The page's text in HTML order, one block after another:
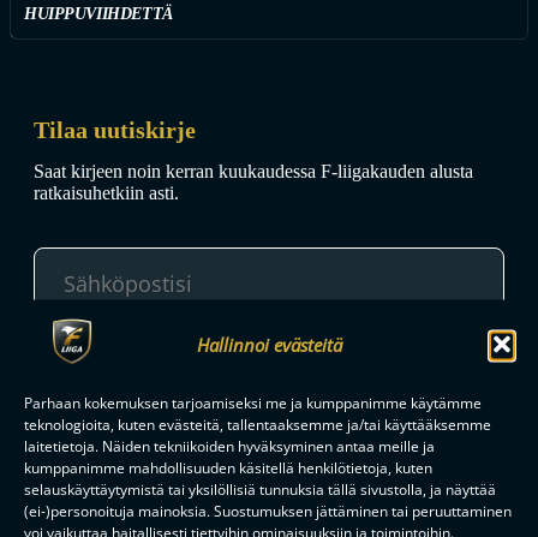
Hallinnoi evästeitä
Parhaan kokemuksen tarjoamiseksi me ja kumppanimme käytämme
teknologioita, kuten evästeitä, tallentaaksemme ja/tai käyttääksemme
laitetietoja. Näiden tekniikoiden hyväksyminen antaa meille ja
kumppanimme mahdollisuuden käsitellä henkilötietoja, kuten
selauskäyttäytymistä tai yksilöllisiä tunnuksia tällä sivustolla, ja näyttää
(ei-)personoituja mainoksia. Suostumuksen jättäminen tai peruuttaminen
voi vaikuttaa haitallisesti tiettyihin ominaisuuksiin ja toimintoihin.
HUIPPUVIIHDETTÄ
Tilaa uutiskirje
Saat kirjeen noin kerran kuukaudessa F-liigakauden alusta
ratkaisuhetkiin asti.
TILAA
F-LIIGANKUMPPANIT